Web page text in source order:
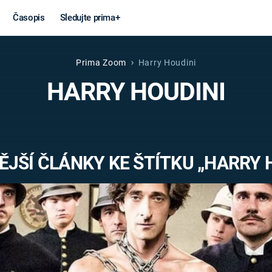
Časopis Sledujte prima+
Věda a
technika
MARS
Války
VÁLEČNÉ
Záhady a
Prima Zoom Harry Houdini
HARRY HOUDINI
ČLÁNKY KE ŠTÍTKU „HARRY